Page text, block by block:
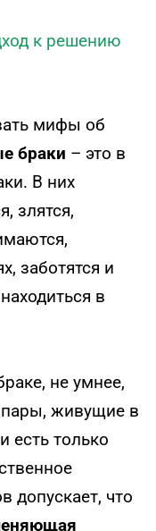
к решению
мифы об
браки – это в
В них
злятся,
заботятся и
в
не умнее,
пары, живущие в
только
допускает, что